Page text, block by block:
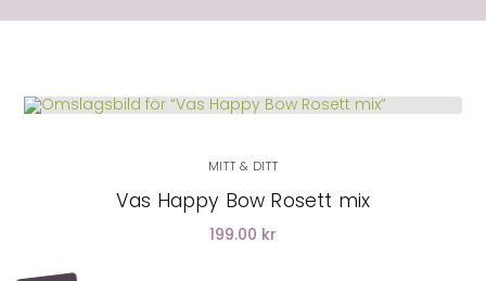
LÄGG I VARUKORG
MITT & DITT
Vas Happy Bow Rosett mix
199.00 kr